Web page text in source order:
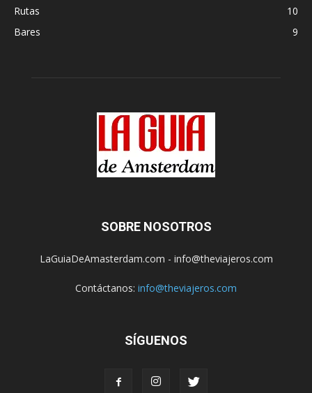
Rutas
10
Bares
9
SOBRE NOSOTROS
LaGuiaDeAmasterdam.com - info@theviajeros.com
Contáctanos: info@theviajeros.com
SÍGUENOS